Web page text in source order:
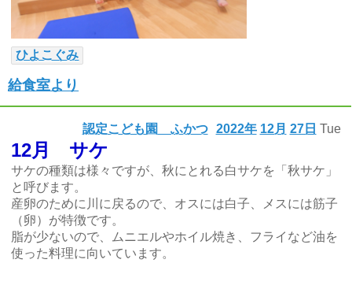
ひよこぐみ
給食室より
2022年 12月 27日 Tue
認定こども園 ふかつ
12月 サケ
サケの種類は様々ですが、秋にとれる白サケを「秋サケ」
と呼びます。
産卵のために川に戻るので、オスには白子、メスには筋子
（卵）が特徴です。
脂が少ないので、ムニエルやホイル焼き、フライなど油を
使った料理に向いています。